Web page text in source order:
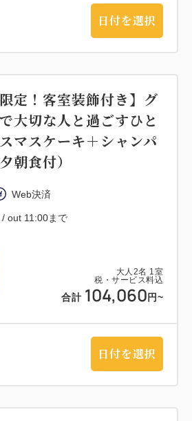
日付を選択
大人 2名 1 室
税・サービス料込
合計 104,060 円~
定！客室装飾付き】グ
大切な人と過ごすひと
マスケーキ＋シャンパ
朝食付）
Web決済
out 11:00まで
日付を選択